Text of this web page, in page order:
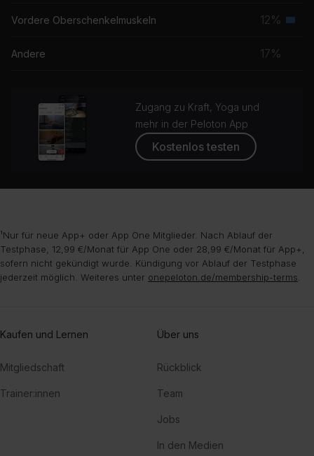
Vordere Oberschenkelmuskeln 12%
Andere 17%
Zugang zu Kraft, Yoga und
mehr in der Peloton App
Kostenlos testen
¹Nur für neue App+ oder App One Mitglieder. Nach Ablauf der
Testphase, 12,99 €/Monat für App One oder 28,99 €/Monat für App+,
sofern nicht gekündigt wurde. Kündigung vor Ablauf der Testphase
jederzeit möglich. Weiteres unter onepeloton.de/membership-terms
Kaufen und Lernen
Mitgliedschaft
Trainer:innen
Über uns
Rückblick
Team
Jobs
In den Medien